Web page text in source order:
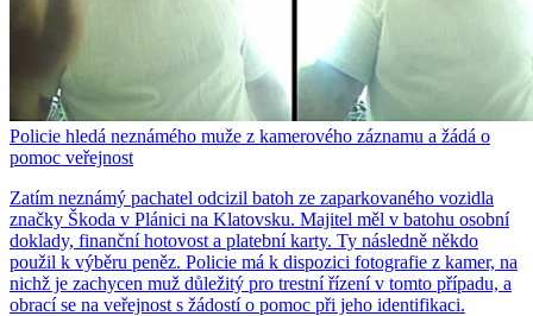
Policie hledá neznámého muže z kamerového záznamu a žádá o
pomoc veřejnost
Zatím neznámý pachatel odcizil batoh ze zaparkovaného vozidla
značky Škoda v Plánici na Klatovsku. Majitel měl v batohu osobní
doklady, finanční hotovost a platební karty. Ty následně někdo
použil k výběru peněz. Policie má k dispozici fotografie z kamer, na
nichž je zachycen muž důležitý pro trestní řízení v tomto případu, a
obrací se na veřejnost s žádostí o pomoc při jeho identifikaci.